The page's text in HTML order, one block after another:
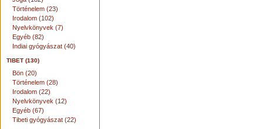
Történelem (23)
Irodalom (102)
Nyelvkönyvek (7)
Egyéb (82)
Indiai gyógyászat (40)
TIBET (130)
Bön (20)
Történelem (28)
Irodalom (22)
Nyelvkönyvek (12)
Egyéb (67)
Tibeti gyógyászat (22)